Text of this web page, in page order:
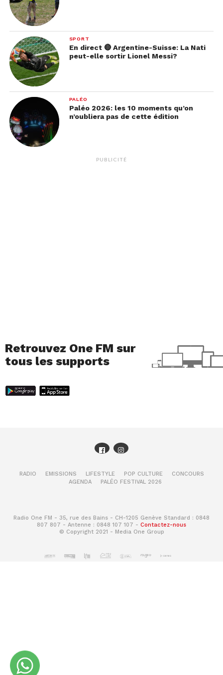
SPORT
En direct 🔴 Argentine-Suisse: La Nati
peut-elle sortir Lionel Messi?
PALÉO
Paléo 2026: les 10 moments qu’on
n’oubliera pas de cette édition
PUBLICITÉ
Retrouvez One FM sur
tous les supports
RADIO EMISSIONS LIFESTYLE POP CULTURE
CONCOURS
AGENDA
PALÉO FESTIVAL 2026
Radio One FM - 35, rue des Bains - CH-1205 Genève Standard : 0848
807 807 - Antenne : 0848 107 107 - Contactez-nous
© Copyright 2021 - Media One Group